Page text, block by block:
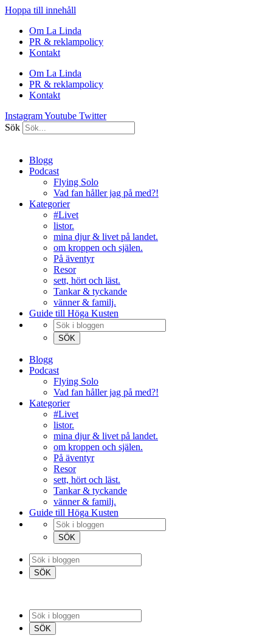
Hoppa till innehåll
Om La Linda
PR & reklampolicy
Kontakt
Om La Linda
PR & reklampolicy
Kontakt
InstagramYoutube Twitter
Sök
Blogg
Podcast
Flying Solo
Vad fan håller jag på med?!
Kategorier
#Livet
listor.
mina djur & livet på landet.
om kroppen och själen.
På äventyr
Resor
sett, hört och läst.
Tankar & tyckande
vänner & familj.
Guide till Höga Kusten
Blogg
Podcast
Flying Solo
Vad fan håller jag på med?!
Kategorier
#Livet
listor.
mina djur & livet på landet.
om kroppen och själen.
På äventyr
Resor
sett, hört och läst.
Tankar & tyckande
vänner & familj.
Guide till Höga Kusten